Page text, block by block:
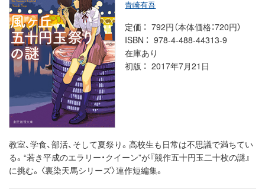
青崎有吾
定価
792円（本体価格：720円）
ISBN
978-4-488-44313-9
在庫あり
初版
2017年7月21日
教室、学食、部活、そして夏祭り。高校生も日常は不思議で満ちてい
る。“若き平成のエラリー・クイーン”が『競作五十円玉二十枚の謎』
に挑む。〈裏染天馬シリーズ〉連作短編集。